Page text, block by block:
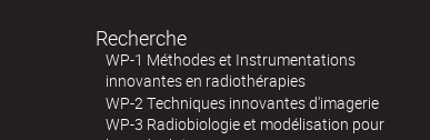
Recherche
WP-1 Méthodes et Instrumentations
innovantes en radiothérapies
WP-2 Techniques innovantes d'imagerie
WP-3 Radiobiologie et modélisation pour